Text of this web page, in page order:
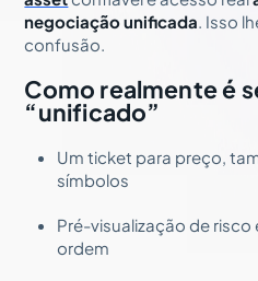
negociação unificada. Isso
confusão.
Como realmente é
“unificado”
Um ticket para preço,
símbolos
Pré-visualização de
ordem